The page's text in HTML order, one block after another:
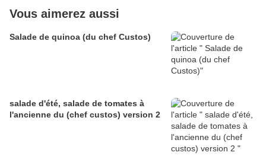
Vous aimerez aussi
Salade de quinoa (du chef Custos)
salade d'été, salade de tomates à
l'ancienne du (chef custos) version 2